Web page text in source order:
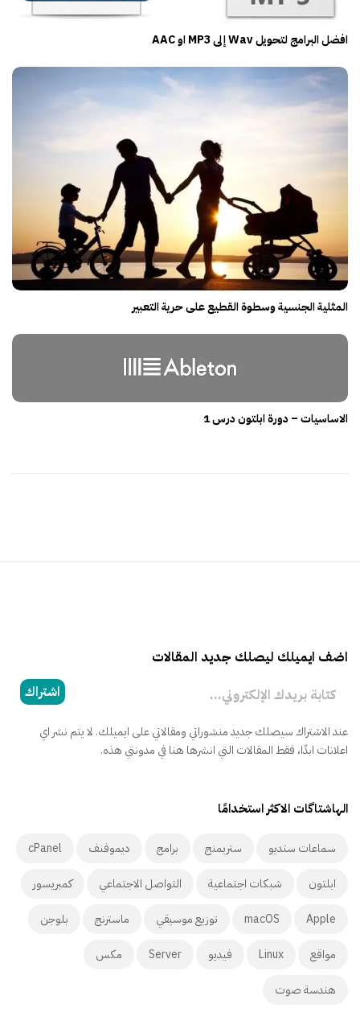
افضل البرامج لتحويل Wav إلى MP3 او AAC
المثلية الجنسية وسطوة القطيع على حرية التعبير
الاساسيات – دورة ابلتون درس 1
اضف ايميلك ليصلك جديد المقالات
اشتراك
عند الاشتراك سيصلك جديد منشوراتي ومقالاتي على ايميلك. لا يتم نشر اي
اعلانات ابدًا، فقط المقالات التي انشرها هنا في مدونتي هذه.
الهاشتاگات الاكثر استخدامًا
سماعات ستديو ستريمنج برامج ديموفنف cPanel
ابلتون شبكات اجتماعية التواصل الاجتماعي كمبريسور
Apple
macOS توزيع موسيقي ماسترنج بلوجن
مواقع Linux فيديو Server مكس
هندسة صوت